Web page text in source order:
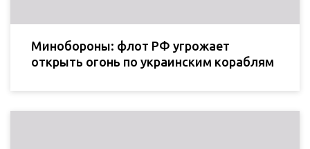
Минобороны: флот РФ угрожает
открыть огонь по украинским кораблям